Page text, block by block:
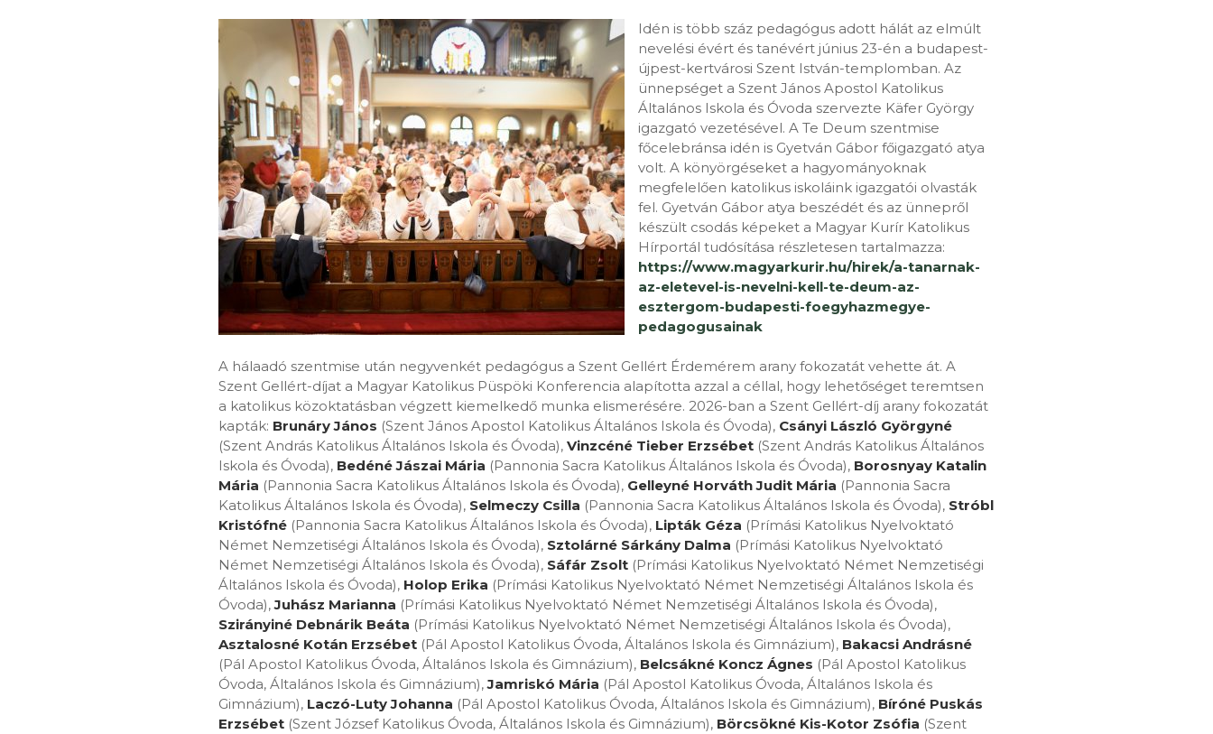
Idén is több száz pedagógus adott hálát az elmúlt
nevelési évért és tanévért június 23-én a budapest-
újpest-kertvárosi Szent István-templomban. Az
ünnepséget a Szent János Apostol Katolikus
Általános Iskola és Óvoda szervezte Käfer György
igazgató vezetésével. A Te Deum szentmise
főcelebránsa idén is Gyetván Gábor főigazgató atya
volt. A könyörgéseket a hagyományoknak
megfelelően katolikus iskoláink igazgatói olvasták
fel. Gyetván Gábor atya beszédét és az ünnepről
készült csodás képeket a Magyar Kurír Katolikus
Hírportál tudósítása részletesen tartalmazza:
https://www.magyarkurir.hu/hirek/a-tanarnak-
az-eletevel-is-nevelni-kell-te-deum-az-
esztergom-budapesti-foegyhazmegye-
pedagogusainak
A hálaadó szentmise után negyvenkét pedagógus a Szent Gellért Érdemérem arany fokozatát vehette át. A
Szent Gellért-díjat a Magyar Katolikus Püspöki Konferencia alapította azzal a céllal, hogy lehetőséget teremtsen
a katolikus közoktatásban végzett kiemelkedő munka elismerésére. 2026-ban a Szent Gellért-díj arany fokozatát
kapták: Brunáry János (Szent János Apostol Katolikus Általános Iskola és Óvoda), Csányi László Györgyné
(Szent András Katolikus Általános Iskola és Óvoda), Vinzcéné Tieber Erzsébet (Szent András Katolikus Általános
Iskola és Óvoda), Bedéné Jászai Mária (Pannonia Sacra Katolikus Általános Iskola és Óvoda), Borosnyay Katalin
Mária (Pannonia Sacra Katolikus Általános Iskola és Óvoda), Gelleyné Horváth Judit Mária (Pannonia Sacra
Katolikus Általános Iskola és Óvoda), Selmeczy Csilla (Pannonia Sacra Katolikus Általános Iskola és Óvoda), Stróbl
Kristófné (Pannonia Sacra Katolikus Általános Iskola és Óvoda), Lipták Géza (Prímási Katolikus Nyelvoktató
Német Nemzetiségi Általános Iskola és Óvoda), Sztolárné Sárkány Dalma (Prímási Katolikus Nyelvoktató
Német Nemzetiségi Általános Iskola és Óvoda), Sáfár Zsolt (Prímási Katolikus Nyelvoktató Német Nemzetiségi
Általános Iskola és Óvoda), Holop Erika (Prímási Katolikus Nyelvoktató Német Nemzetiségi Általános Iskola és
Óvoda),Juhász Marianna (Prímási Katolikus Nyelvoktató Német Nemzetiségi Általános Iskola és Óvoda),
Szirányiné Debnárik Beáta (Prímási Katolikus Nyelvoktató Német Nemzetiségi Általános Iskola és Óvoda),
Asztalosné Kotán Erzsébet (Pál Apostol Katolikus Óvoda, Általános Iskola és Gimnázium), Bakacsi Andrásné
(Pál Apostol Katolikus Óvoda, Általános Iskola és Gimnázium), Belcsákné Koncz Ágnes (Pál Apostol Katolikus
Óvoda, Általános Iskola és Gimnázium),Jamriskó Mária (Pál Apostol Katolikus Óvoda, Általános Iskola és
Gimnázium), Laczó-Luty Johanna (Pál Apostol Katolikus Óvoda, Általános Iskola és Gimnázium), Bíróné Puskás
Erzsébet (Szent József Katolikus Óvoda, Általános Iskola és Gimnázium), Börcsökné Kis-Kotor Zsófia (Szent